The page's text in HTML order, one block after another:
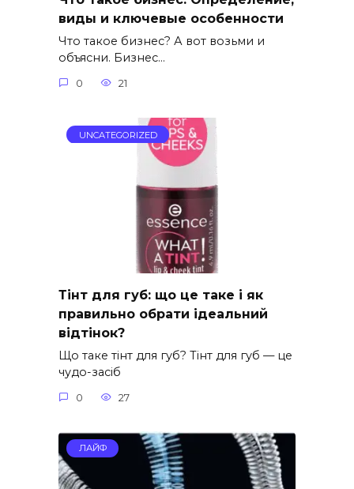
виды и ключевые особенности
Что такое бизнес? А вот возьми и
объясни. Бизнес…
0 21
UNCATEGORIZED
Тінт для губ: що це таке і як
правильно обрати ідеальний
відтінок?
Що таке тінт для губ? Тінт для губ — це
чудо-засіб
0 27
ЛАЙФ